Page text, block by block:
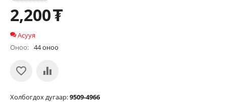
2,200₮
Асууя
Оноо: 44 оноо
Холбогдох дугаар:9509-4966